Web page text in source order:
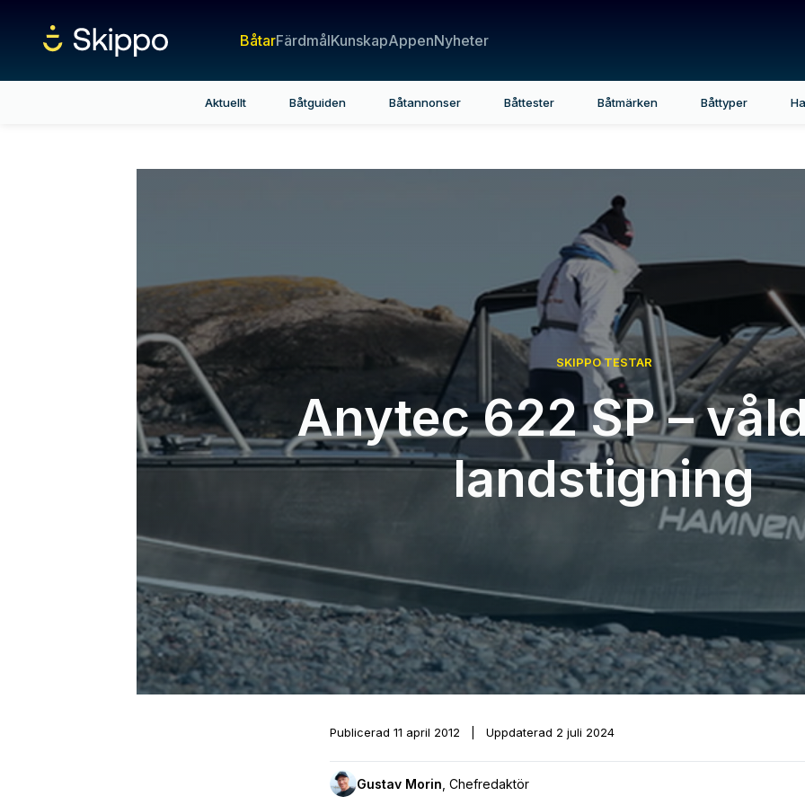
BåtarFärdmålKunskapAppenNyheter
Aktuellt Båtguiden Båtannonser Båttester Båtmärken Båttyper
SKIPPO TESTAR
Anytec 622 SP –
landstigning
Publicerad 11 april 2012 Uppdaterad 2 juli 2024
Gustav Morin Chefredaktör